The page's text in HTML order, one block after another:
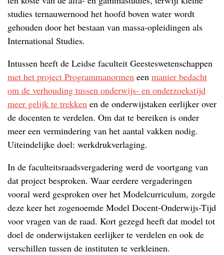
studies ternauwernood het hoofd boven water wordt
gehouden door het bestaan van massa-opleidingen als
International Studies.
Intussen heeft de Leidse faculteit Geesteswetenschappen
met het project Programmanormen een manier bedacht
om de verhouding tussen onderwijs- en onderzoekstijd
meer gelijk te trekken en de onderwijstaken eerlijker over
de docenten te verdelen. Om dat te bereiken is onder
meer een vermindering van het aantal vakken nodig.
Uiteindelijke doel: werkdrukverlaging.
In de faculteitsraadsvergadering werd de voortgang van
dat project besproken. Waar eerdere vergaderingen
vooral werd gesproken over het Modelcurriculum, zorgde
deze keer het zogenoemde Model Docent-Onderwijs-Tijd
voor vragen van de raad. Kort gezegd heeft dat model tot
doel de onderwijstaken eerlijker te verdelen en ook de
verschillen tussen de instituten te verkleinen.